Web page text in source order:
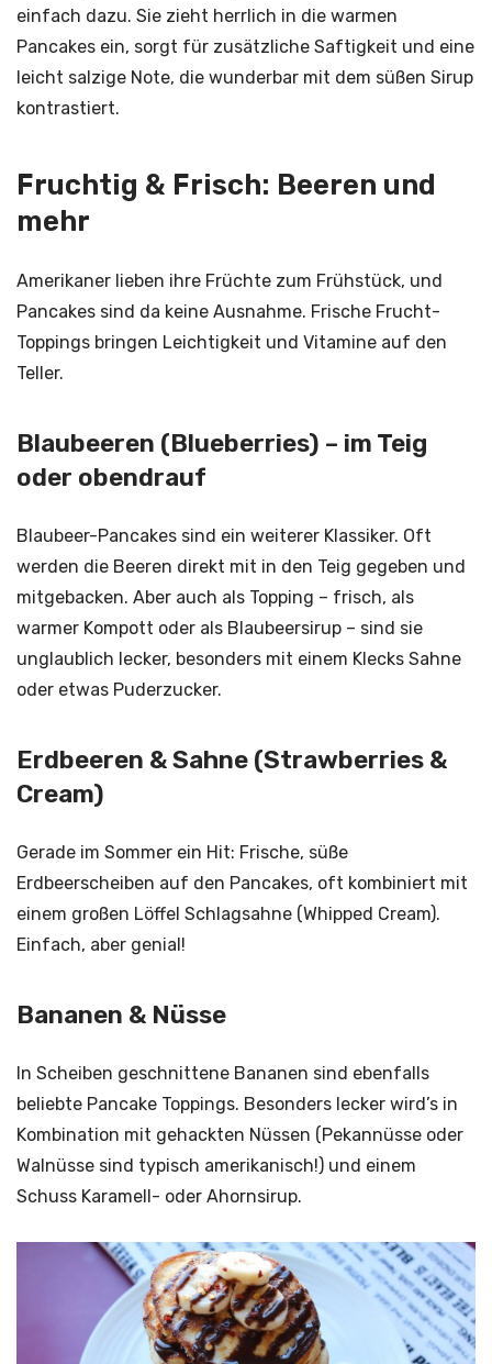
einfach dazu. Sie zieht herrlich in die warmen
Pancakes ein, sorgt für zusätzliche Saftigkeit und eine
leicht salzige Note, die wunderbar mit dem süßen Sirup
kontrastiert.
Fruchtig & Frisch: Beeren und
mehr
Amerikaner lieben ihre Früchte zum Frühstück, und
Pancakes sind da keine Ausnahme. Frische Frucht-
Toppings bringen Leichtigkeit und Vitamine auf den
Teller.
Blaubeeren (Blueberries) – im Teig
oder obendrauf
Blaubeer-Pancakes sind ein weiterer Klassiker. Oft
werden die Beeren direkt mit in den Teig gegeben und
mitgebacken. Aber auch als Topping – frisch, als
warmer Kompott oder als Blaubeersirup – sind sie
unglaublich lecker, besonders mit einem Klecks Sahne
oder etwas Puderzucker.
Erdbeeren & Sahne (Strawberries &
Cream)
Gerade im Sommer ein Hit: Frische, süße
Erdbeerscheiben auf den Pancakes, oft kombiniert mit
einem großen Löffel Schlagsahne (Whipped Cream).
Einfach, aber genial!
Bananen & Nüsse
In Scheiben geschnittene Bananen sind ebenfalls
beliebte Pancake Toppings. Besonders lecker wird’s in
Kombination mit gehackten Nüssen (Pekannüsse oder
Walnüsse sind typisch amerikanisch!) und einem
Schuss Karamell- oder Ahornsirup.